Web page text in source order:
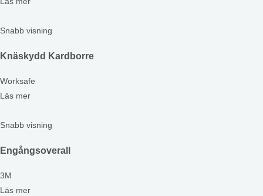
Snabb visning
Knäskydd Kardborre
Worksafe
Läs mer
Snabb visning
Engångsoverall
3M
Läs mer